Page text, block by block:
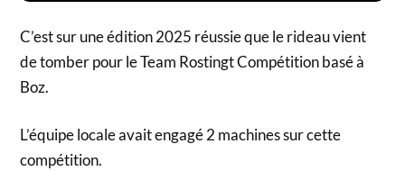
C’est sur une édition 2025 réussie que le rideau vient
de tomber pour le Team Rostingt Compétition basé à
Boz.
L’équipe locale avait engagé 2 machines sur cette
compétition.